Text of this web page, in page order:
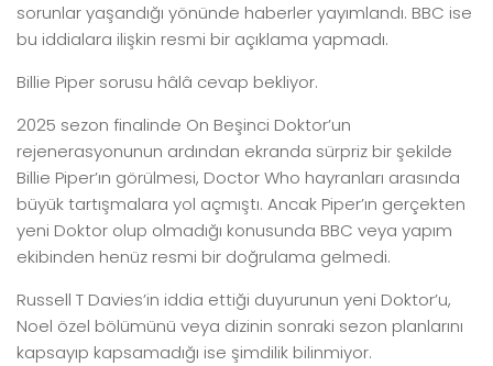
sorunlar yaşandığı yönünde haberler yayımlandı. BBC ise
bu iddialara ilişkin resmi bir açıklama yapmadı.
Billie Piper sorusu hâlâ cevap bekliyor.
2025 sezon finalinde On Beşinci Doktor’un
rejenerasyonunun ardından ekranda sürpriz bir şekilde
Billie Piper’ın görülmesi, Doctor Who hayranları arasında
büyük tartışmalara yol açmıştı. Ancak Piper’ın gerçekten
yeni Doktor olup olmadığı konusunda BBC veya yapım
ekibinden henüz resmi bir doğrulama gelmedi.
Russell T Davies’in iddia ettiği duyurunun yeni Doktor’u,
Noel özel bölümünü veya dizinin sonraki sezon planlarını
kapsayıp kapsamadığı ise şimdilik bilinmiyor.